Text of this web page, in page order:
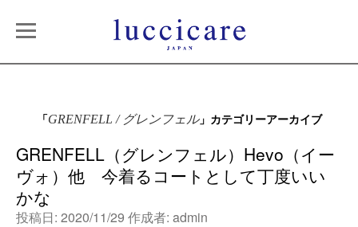
「GRENFELL / グレンフェル」カテゴリーアーカイブ
GRENFELL（グレンフェル）Hevo（イー
ヴォ）他 今着るコートとして丁度いい
かな
投稿日: 2020/11/29 作成者: admin